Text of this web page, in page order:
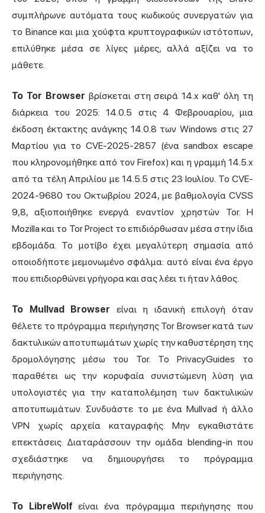
συμπλήρωνε αυτόματα τους κωδικούς συνεργατών για
το Binance και μια χούφτα κρυπτογραφικών ιστότοπων,
επιλύθηκε μέσα σε λίγες μέρες, αλλά αξίζει να το
μάθετε.
Το Tor Browser βρίσκεται στη σειρά 14.x καθ' όλη τη
διάρκεια του 2025: 14.0.5 στις 4 Φεβρουαρίου, μια
έκδοση έκτακτης ανάγκης 14.0.8 των Windows στις 27
Μαρτίου για το CVE-2025-2857 (ένα sandbox escape
που κληρονομήθηκε από τον Firefox) και η γραμμή 14.5.x
από τα τέλη Απριλίου με 14.5.5 στις 23 Ιουλίου. Το CVE-
2024-9680 του Οκτωβρίου 2024, με βαθμολογία CVSS
9,8, αξιοποιήθηκε ενεργά εναντίον χρηστών Tor. Η
Mozilla και το Tor Project το επιδιόρθωσαν μέσα στην ίδια
εβδομάδα. Το μοτίβο έχει μεγαλύτερη σημασία από
οποιοδήποτε μεμονωμένο σφάλμα: αυτό είναι ένα έργο
που επιδιορθώνει γρήγορα και σας λέει τι ήταν λάθος.
Το Mullvad Browser είναι η ιδανική επιλογή όταν
θέλετε το πρόγραμμα περιήγησης Tor Browser κατά των
δακτυλικών αποτυπωμάτων χωρίς την καθυστέρηση της
δρομολόγησης μέσω του Tor. Το PrivacyGuides το
παραθέτει ως την κορυφαία συνιστώμενη λύση για
υπολογιστές για την καταπολέμηση των δακτυλικών
αποτυπωμάτων. Συνδυάστε το με ένα Mullvad ή άλλο
VPN χωρίς αρχεία καταγραφής. Μην εγκαθιστάτε
επεκτάσεις. Διαταράσσουν την ομάδα blending-in που
σχεδιάστηκε να δημιουργήσει το πρόγραμμα
περιήγησης.
Το LibreWolf είναι ένα πρόγραμμα περιήγησης που